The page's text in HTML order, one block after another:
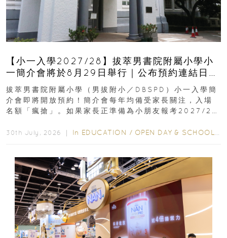
【小一入學2027/28】拔萃男書院附屬小學小
一簡介會將於8月29日舉行｜公布預約連結日期
｜更設有網上重溫
拔萃男書院附屬小學（男拔附小／DBSPD）小一入學簡
介會即將開放預約！簡介會每年均備受家長關注，入場
名額「瘋搶」。如果家長正準備為小朋友報考2027/28
30th July, 2026 ｜ In EDUCATION / OPEN DAY & SCHOOL EVENTS